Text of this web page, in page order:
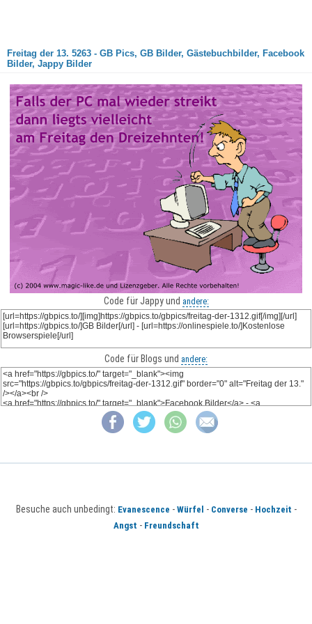
Freitag der 13. 5263 - GB Pics, GB Bilder, Gästebuchbilder, Facebook
Bilder, Jappy Bilder
Code für Jappy und andere:
Code für Blogs und andere:
Besuche auch unbedingt: Evanescence - Würfel - Converse - Hochzeit -
Angst - Freundschaft